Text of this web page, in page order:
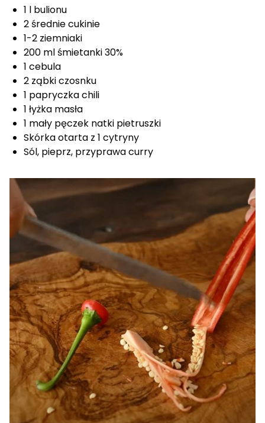
1 l bulionu
2 średnie cukinie
1-2 ziemniaki
200 ml śmietanki 30%
1 cebula
2 ząbki czosnku
1 papryczka chili
1 łyżka masła
1 mały pęczek natki pietruszki
Skórka otarta z 1 cytryny
Sól, pieprz, przyprawa curry